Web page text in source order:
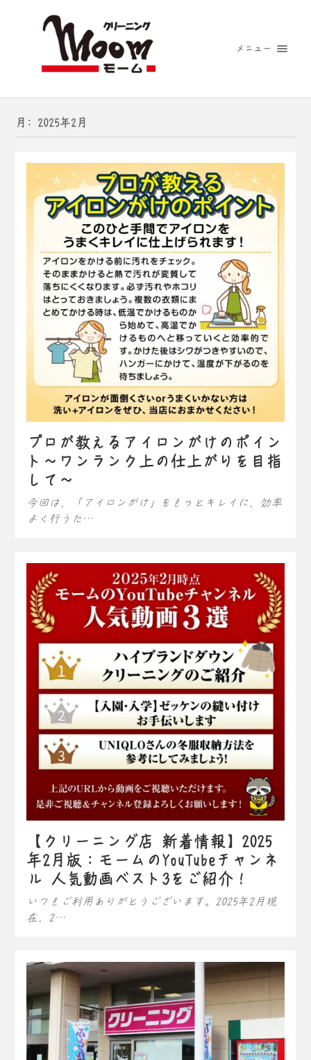
メニュー
月: 2025年2月
プロが教えるアイロンがけのポイン
ト～ワンランク上の仕上がりを目指
して～
今回は、「アイロンがけ」をもっとキレイに、効率
よく行うた…
【クリーニング店 新着情報】2025
年2月版：モームのYouTubeチャンネ
ル 人気動画ベスト3をご紹介！
いつもご利用ありがとうございます。2025年2月現
在、2…